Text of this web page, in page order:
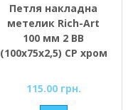
Петля накладна
метелик Rich-Art
100 мм 2 ВВ
(100х75х2,5) СР хром
115.00 грн.